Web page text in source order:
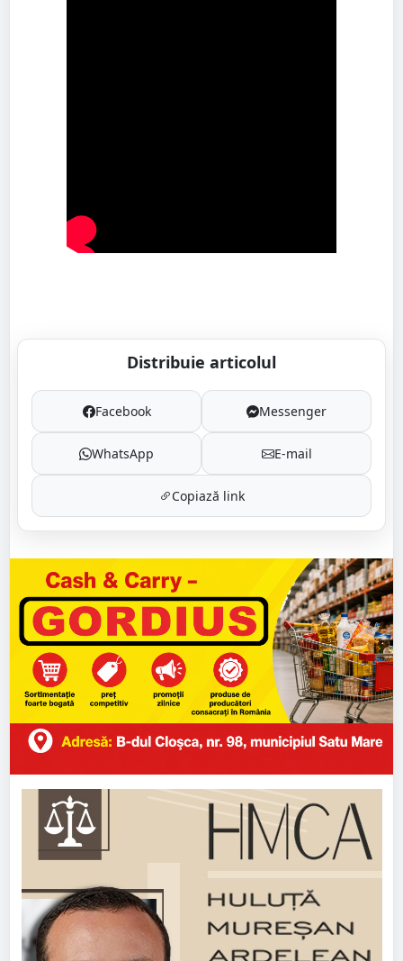
Distribuie articolul
Facebook Messenger
WhatsApp E-mail
Copiază link